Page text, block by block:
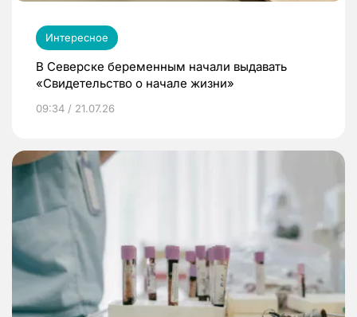
Интересное
В Северске беременным начали выдавать
«Свидетельство о начале жизни»
09:34 / 21.07.26